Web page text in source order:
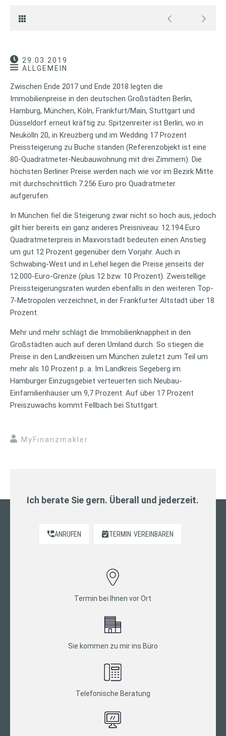
29.03.2019
ALLGEMEIN
Zwischen Ende 2017 und Ende 2018 legten die
Immobilienpreise in den deutschen Großstädten Berlin,
Hamburg, München, Köln, Frankfurt/Main, Stuttgart und
Düsseldorf erneut kräftig zu. Spitzenreiter ist Berlin, wo in
Neukölln 20, in Kreuzberg und im Wedding 17 Prozent
Preissteigerung zu Buche standen (Referenzobjekt ist eine
80-Quadratmeter-Neubauwohnung mit drei Zimmern). Die
höchsten Berliner Preise werden nach wie vor im Bezirk Mitte
mit durchschnittlich 7.256 Euro pro Quadratmeter
aufgerufen.
In München fiel die Steigerung zwar nicht so hoch aus, jedoch
gilt hier bereits ein ganz anderes Preisniveau: 12.194 Euro
Quadratmeterpreis in Maxvorstadt bedeuten einen Anstieg
um gut 12 Prozent gegenüber dem Vorjahr. Auch in
Schwabing-West und in Lehel liegen die Preise jenseits der
12.000-Euro-Grenze (plus 12 bzw. 10 Prozent). Zweistellige
Preissteigerungsraten wurden ebenfalls in den weiteren Top-
7-Metropolen verzeichnet, in der Frankfurter Altstadt über 18
Prozent.
Mehr und mehr schlägt die Immobilienknappheit in den
Großstädten auch auf deren Umland durch. So stiegen die
Preise in den Landkreisen um München zuletzt zum Teil um
mehr als 10 Prozent p. a. Im Landkreis Segeberg im
Hamburger Einzugsgebiet verteuerten sich Neubau-
Einfamilienhäuser um 9,7 Prozent. Auf über 17 Prozent
Preiszuwachs kommt Fellbach bei Stuttgart.
MyFinanzmakler
Ich berate Sie gern. Überall und jederzeit.
ANRUFEN TERMIN VEREINBAREN
Termin bei Ihnen vor Ort
Sie kommen zu mir ins Büro
Telefonische Beratung